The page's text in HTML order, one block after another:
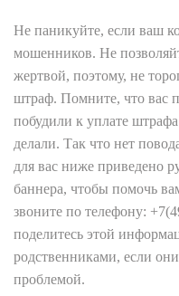
Не паникуйте, если ваш
мошенников. Не
жертвой, поэтому, не
штраф. Помните, что вас
побудили к уплате
делали. Так что нет
для вас ниже приведено
баннера, чтобы помочь
звоните по телефону:
поделитесь этой
родственниками, если
проблемой.